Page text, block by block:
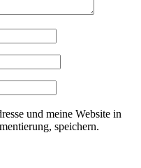
und meine Website in
speichern.